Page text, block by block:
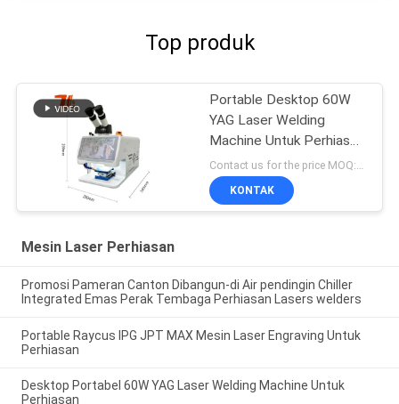
Top produk
Portable Desktop 60W
YAG Laser Welding
Machine Untuk Perhiasan
Dengan Pendingin Air
KONTAK
Mesin Laser Perhiasan
Promosi Pameran Canton Dibangun-di Air pendingin Chiller
Integrated Emas Perak Tembaga Perhiasan Lasers welders
Portable Raycus IPG JPT MAX Mesin Laser Engraving Untuk
Perhiasan
Desktop Portabel 60W YAG Laser Welding Machine Untuk
Perhiasan